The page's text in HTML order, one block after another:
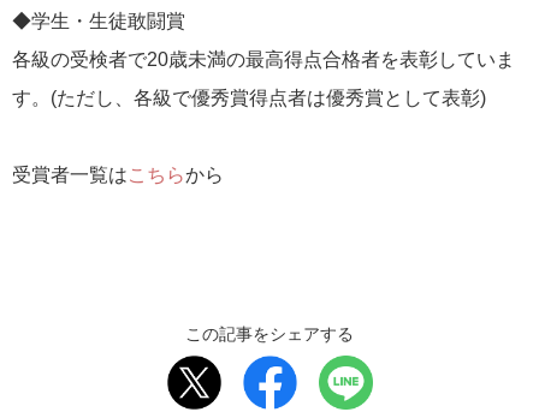
◆学生・生徒敢闘賞
各級の受検者で20歳未満の最高得点合格者を表彰していま
す。(ただし、各級で優秀賞得点者は優秀賞として表彰)
受賞者一覧はこちらから
この記事をシェアする